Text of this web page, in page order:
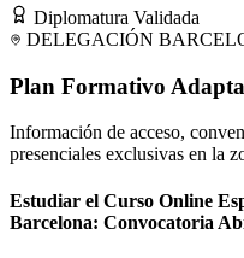
Diplomatura Validada
DELEGACIÓN
Plan Formativo
Información de acceso,
presenciales exclusivas en la
Estudiar el Curso Online
Barcelona: Convocatoria